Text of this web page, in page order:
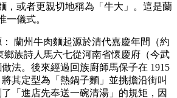
或者更親切地稱為「牛大」。這是蘭
一儀式。
蘭州牛肉麵起源於清代嘉慶年間（約
鄉族詩人馬六七從河南省懷慶府（今武
法。後來經過回族廚師馬保子在 1915
其定型為「熱鍋子麵」並挑擔沿街叫
「進店先奉送一碗清湯」的規矩，因